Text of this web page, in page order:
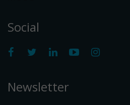
Social
Newsletter